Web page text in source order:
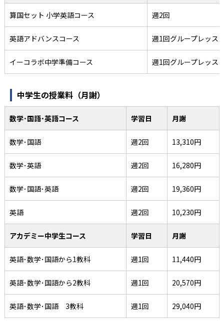
算国セット 小学英語コース 週2回
英語アドバンスコース 週1回グループレッス
イーコラボ中学準備コース 週1回グループレッス
中学生の授業料（月謝）
数学･国語･英語コース 学習日 月謝
数学･国語 週2回 13,310円
数学･英語 週2回 16,280円
数学･国語･英語 週2回 19,360円
英語 週2回 10,230円
アカデミー中学生コース 学習日 月謝
英語･数学･国語から1教科 週1回 11,440円
英語･数学･国語から2教科 週1回 20,570円
英語･数学･国語 3教科 週1回 29,040円